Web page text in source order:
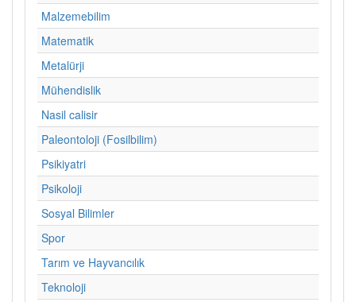
Malzemebilim
Matematik
Metalürji
Mühendislik
Nasil calisir
Paleontoloji (Fosilbilim)
Psikiyatri
Psikoloji
Sosyal Bilimler
Spor
Tarım ve Hayvancılık
Teknoloji